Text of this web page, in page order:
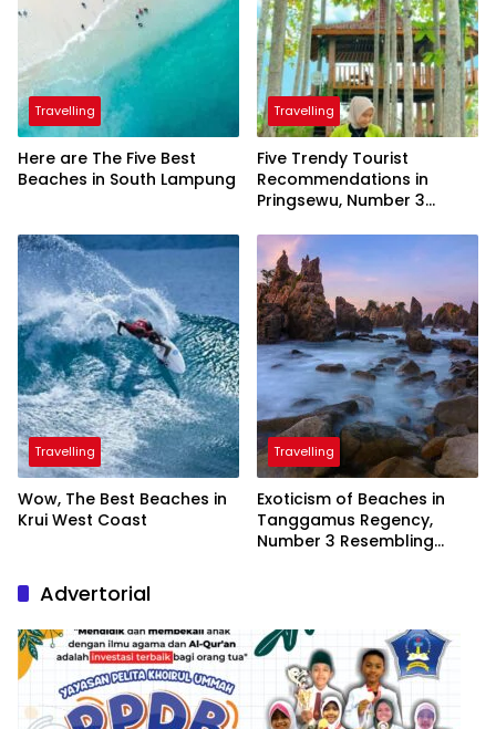
Travelling
Here are The Five Best
Beaches in South Lampung
Travelling
Five Trendy Tourist
Recommendations in
Pringsewu, Number 3
President
Travelling
Wow, The Best Beaches in
Krui West Coast
Travelling
Exoticism of Beaches in
Tanggamus Regency,
Number 3 Resembling
Advertorial